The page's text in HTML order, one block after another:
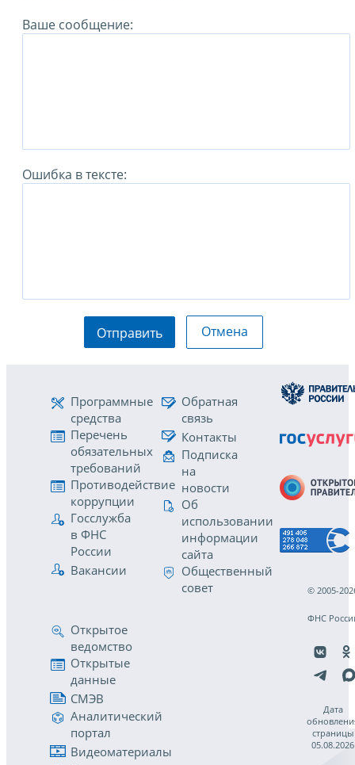
Ваше сообщение:
Ошибка в тексте:
Отправить Отмена
Программные
средства
Перечень
обязательных
требований
Противодействие
коррупции
Госслужба
в ФНС
России
Вакансии
Обратная
связь
Контакты
Подписка
на
новости
Об
использовании
информации
сайта
Общественный
совет
Открытое
ведомство
Открытые
данные
СМЭВ
Аналитический
портал
Видеоматериалы
© 2005-
ФНС
Дата
страницы
05.08.2026